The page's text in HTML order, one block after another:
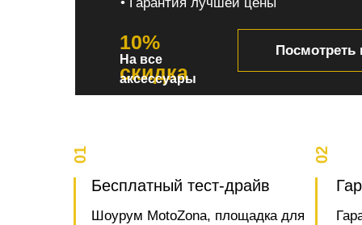
Посмотреть
10%
скидка
На все
аксессуары
Бесплатный тест-драйв
Шоурум MotoZona, площадка для
01 02